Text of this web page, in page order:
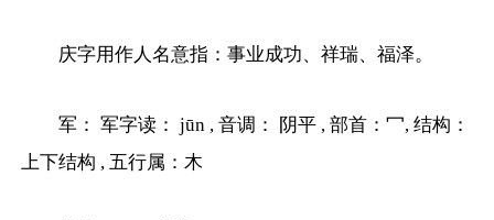
庆字用作人名意指：事业成功、祥瑞、福泽。
军： 军字读： jūn , 音调： 阴平 , 部首：冖, 结构：
上下结构 , 五行属：木